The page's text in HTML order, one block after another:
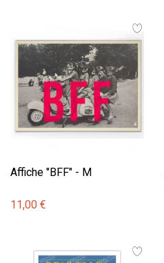
Affiche "BFF" - M
11,00 €